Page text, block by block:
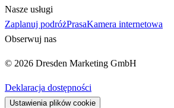
Nasze usługi
Zaplanuj podróżPrasaKamera internetowa
Obserwuj nas
© 2026 Dresden Marketing GmbH
Deklaracja dostępności
Ustawienia plików cookie